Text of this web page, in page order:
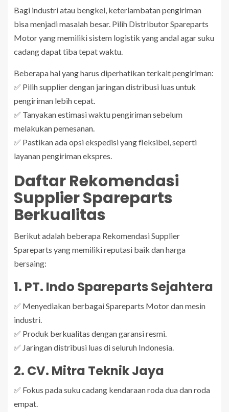
Bagi industri atau bengkel, keterlambatan pengiriman
bisa menjadi masalah besar. Pilih Distributor Spareparts
Motor yang memiliki sistem logistik yang andal agar suku
cadang dapat tiba tepat waktu.
Beberapa hal yang harus diperhatikan terkait pengiriman:
✅ Pilih supplier dengan jaringan distribusi luas untuk
pengiriman lebih cepat.
✅ Tanyakan estimasi waktu pengiriman sebelum
melakukan pemesanan.
✅ Pastikan ada opsi ekspedisi yang fleksibel, seperti
layanan pengiriman ekspres.
Daftar Rekomendasi
Supplier Spareparts
Berkualitas
Berikut adalah beberapa Rekomendasi Supplier
Spareparts yang memiliki reputasi baik dan harga
bersaing:
1. PT. Indo Spareparts Sejahtera
✅ Menyediakan berbagai Spareparts Motor dan mesin
industri.
✅ Produk berkualitas dengan garansi resmi.
✅ Jaringan distribusi luas di seluruh Indonesia.
2. CV. Mitra Teknik Jaya
✅ Fokus pada suku cadang kendaraan roda dua dan roda
empat.